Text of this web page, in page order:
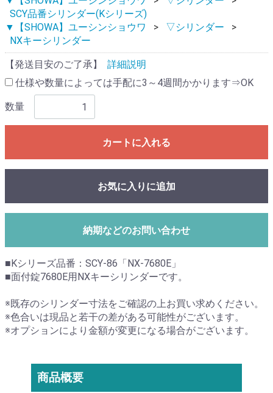
SCY品番シリンダー(Kシリーズ)
▼【SHOWA】ユーシンショウワ
▽シリンダー
NXキーシリンダー
【発送目安のご了承】
詳細説明
仕様や数量によっては手配に3～4週間かかります⇒OK
数量
カートに入れる
お気に入りに追加
納期などのお問い合わせ
■Kシリーズ品番：SCY-86「NX-7680E」
■面付錠7680E用NXキーシリンダーです。
※既存のシリンダー寸法をご確認の上お買い求めください。
※色合いは現品と若干の差がある可能性がございます。
※オプションにより金額が変更になる場合がございます。
商品概要